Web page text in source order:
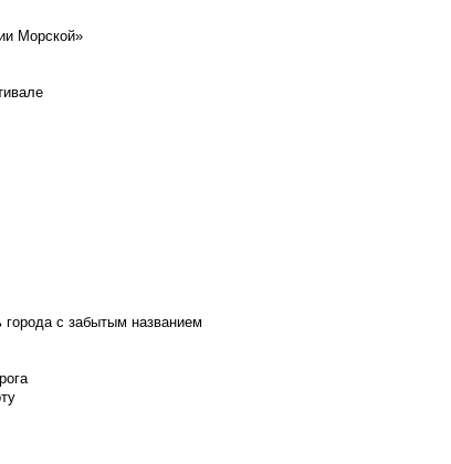
Морской»
города с забытым названием